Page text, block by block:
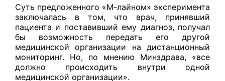
Суть предложенного «М-лайном» эксперимента
заключалась в том, что врач, принявший
пациента и поставивший ему диагноз, получал
бы возможность передать его другой
медицинской организации на дистанционный
мониторинг. Но, по мнению Минздрава, «все
должно происходить внутри одной
медицинской организации».